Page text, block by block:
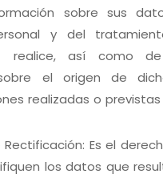
sobre sus
y del
realice, así como
el origen de
realizadas o
Rectificación: Es el
los datos que